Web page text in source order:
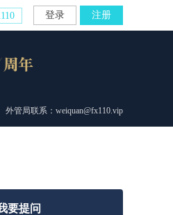
登录 注册
外管局联系：weiquan@fx110.vip
要提问